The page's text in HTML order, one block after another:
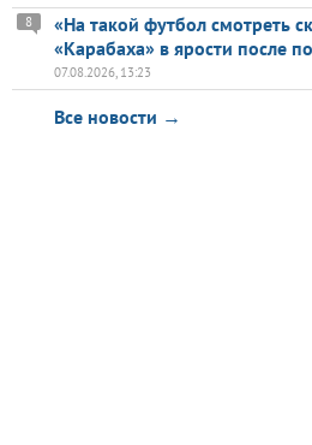
«На такой футбол смотреть
«Карабаха» в ярости после
8
07.08.2026, 13:23
Все новости →